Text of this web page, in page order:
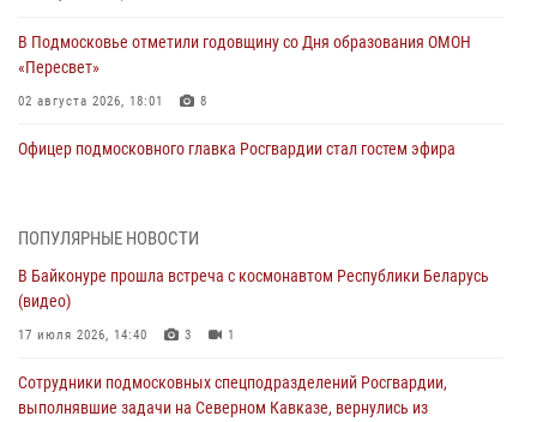
В Подмосковье отметили годовщину со Дня образования ОМОН
«Пересвет»
02 августа 2026, 18:01 8
Офицер подмосковного главка Росгвардии стал гостем эфира
крупную сумму в Подмосковье
31 июля 2026, 13:00
действиях в Подмосковье (видео)
ПОПУЛЯРНЫЕ НОВОСТИ
В Байконуре прошла встреча с космонавтом Республики Беларусь
(видео)
17 июля 2026, 14:40 3 1
Сотрудники подмосковных спецподразделений Росгвардии,
выполнявшие задачи на Северном Кавказе, вернулись из